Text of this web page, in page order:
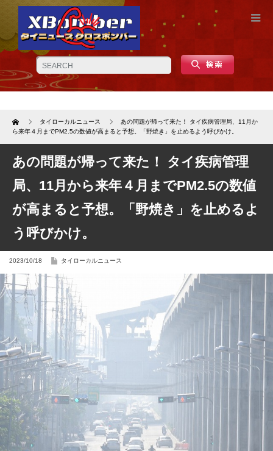
Home タイローカルニュース
あの問題が帰って来た！ タイ疾病管理局、11月か
ら来年４月までPM2.5の数値が高まると予想。「野焼き」を止めるよう呼びかけ。
あの問題が帰って来た！ タイ疾病管理
局、11月から来年４月までPM2.5の数値
が高まると予想。「野焼き」を止めるよ
う呼びかけ。
2023/10/18 タイローカルニュース